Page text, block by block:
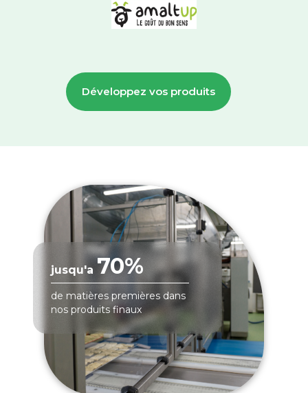
Développez vos produits
jusqu'a 70%
de matières premières dans
nos produits finaux